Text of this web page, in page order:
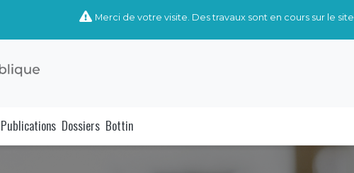
Merci de votre visite. Des travaux sont en cours sur le site
Publications Dossiers Bottin